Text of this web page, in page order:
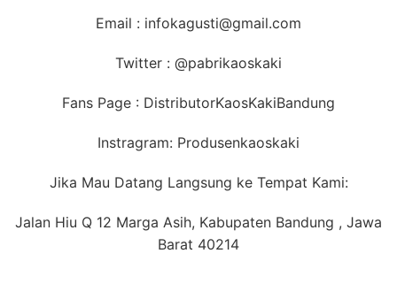
Email : infokagusti@gmail.com
Twitter : @pabrikaoskaki
Fans Page : DistributorKaosKakiBandung
Instragram: Produsenkaoskaki
Jika Mau Datang Langsung ke Tempat Kami:
Jalan Hiu Q 12 Marga Asih, Kabupaten Bandung , Jawa
Barat 40214